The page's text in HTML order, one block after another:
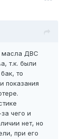
масла ДВС
т.к. были
то
показания
чего и
нет, но
при его